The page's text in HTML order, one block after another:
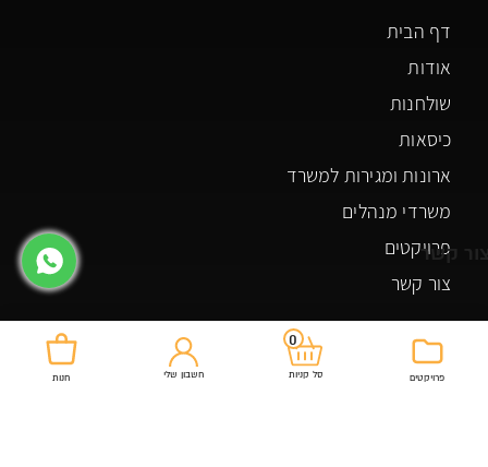
קשר
דף הבית
אודות
שולחנות
כיסאות
ארונות ומגירות למשרד
משרדי מנהלים
פרויקטים
צור קשר
צור קשר
פרויקטים
0
סל קניות חשבון שלי חנות